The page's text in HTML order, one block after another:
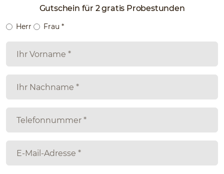
Gutschein für 2 gratis Probestunden
Herr Frau *